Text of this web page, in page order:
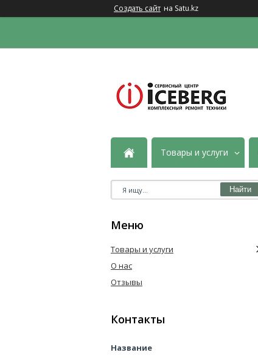
Создать сайт на Satu.kz
Товары и услуги
Найти
Товары и услуги
О нас
Отзывы
Контакты